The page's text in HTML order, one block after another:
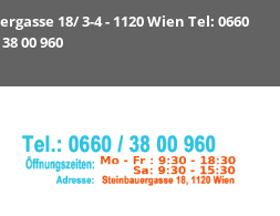
18/ 3-4 - 1120 Wien Tel: 0660
38 00 960